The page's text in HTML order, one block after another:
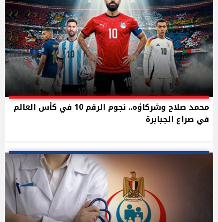
محمد صلاح وشركاؤه.. نجوم الرقم 10 في كأس العالم
في صراع الجبابرة